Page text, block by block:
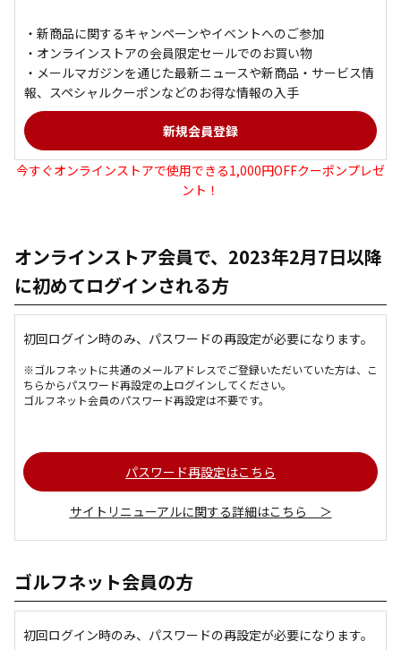
・新商品に関するキャンペーンやイベントへのご参加
・オンラインストアの会員限定セールでのお買い物
・メールマガジンを通じた最新ニュースや新商品・サービス情
報、スペシャルクーポンなどのお得な情報の入手
今すぐオンラインストアで使用できる1,000円OFFクーポンプレゼ
ント！
オンラインストア会員で、2023年2月7日以降
に初めてログインされる方
初回ログイン時のみ、パスワードの再設定が必要になります。
※ゴルフネットに共通のメールアドレスでご登録いただいていた方は、こ
ちらからパスワード再設定の上ログインしてください。
ゴルフネット会員のパスワード再設定は不要です。
パスワード再設定はこちら
サイトリニューアルに関する詳細はこちら ＞
ゴルフネット会員の方
初回ログイン時のみ、パスワードの再設定が必要になります。